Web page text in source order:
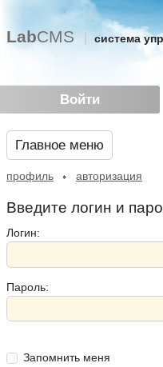
Войти
LabCMS система
Главное меню
профиль авторизация
Введите логин и
Логин:
Пароль:
Запомнить меня